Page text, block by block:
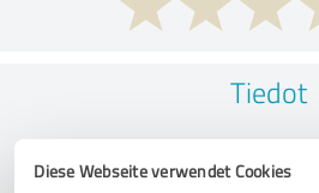
Diese Webseite verwendet Cookies
Tiedot